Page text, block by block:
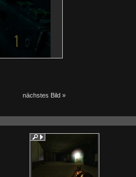
nächstes Bild »